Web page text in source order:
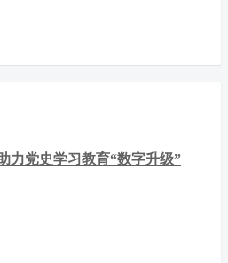
力党史学习教育“数字升级”